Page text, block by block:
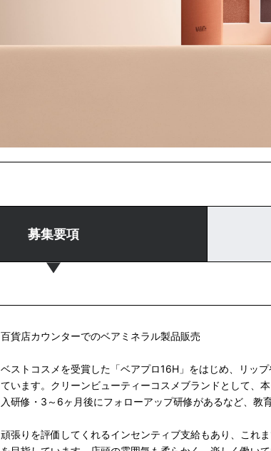
募集要項
百貨店カウンターでのベアミネラル製品販売
ベストコスメを受賞した「ベアプロ16H」をはじめ、リッ
ています。クリーンビューティーコスメブランドとして、
入研修・3～6ヶ月後にフォローアップ研修があるなど、教
頑張りを評価してくれるインセンティブ支給もあり、これ